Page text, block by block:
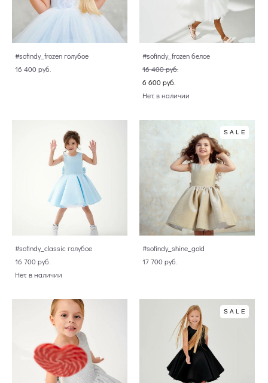
#sofindy_frozen голубое
16 400 pуб.
#sofindy_frozen белое
16 400 pуб.
6 600 pуб.
Нет в наличии
#sofindy_classic голубое
16 700 pуб.
Нет в наличии
SALE
#sofindy_shine_gold
17 700 pуб.
SALE